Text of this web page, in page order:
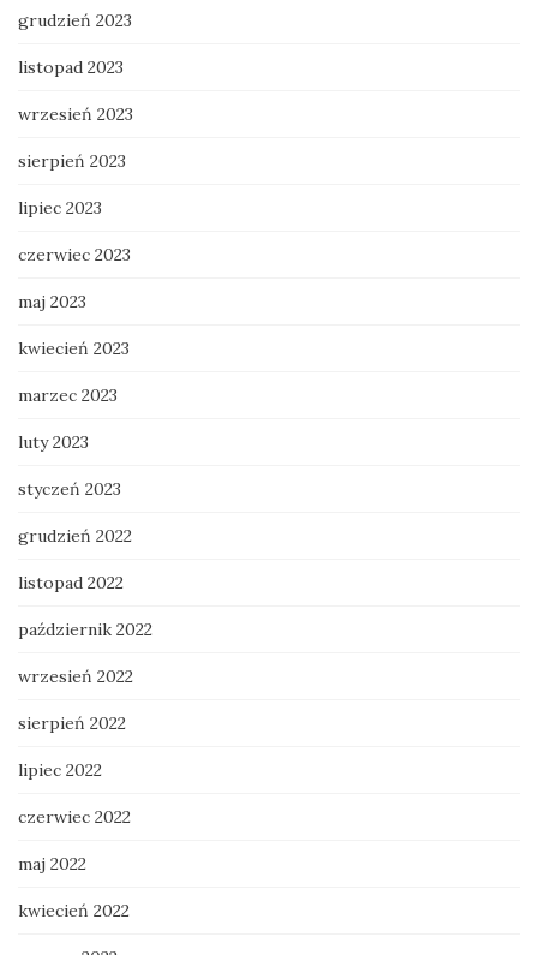
grudzień 2023
listopad 2023
wrzesień 2023
sierpień 2023
lipiec 2023
czerwiec 2023
maj 2023
kwiecień 2023
marzec 2023
luty 2023
styczeń 2023
grudzień 2022
listopad 2022
październik 2022
wrzesień 2022
sierpień 2022
lipiec 2022
czerwiec 2022
maj 2022
kwiecień 2022